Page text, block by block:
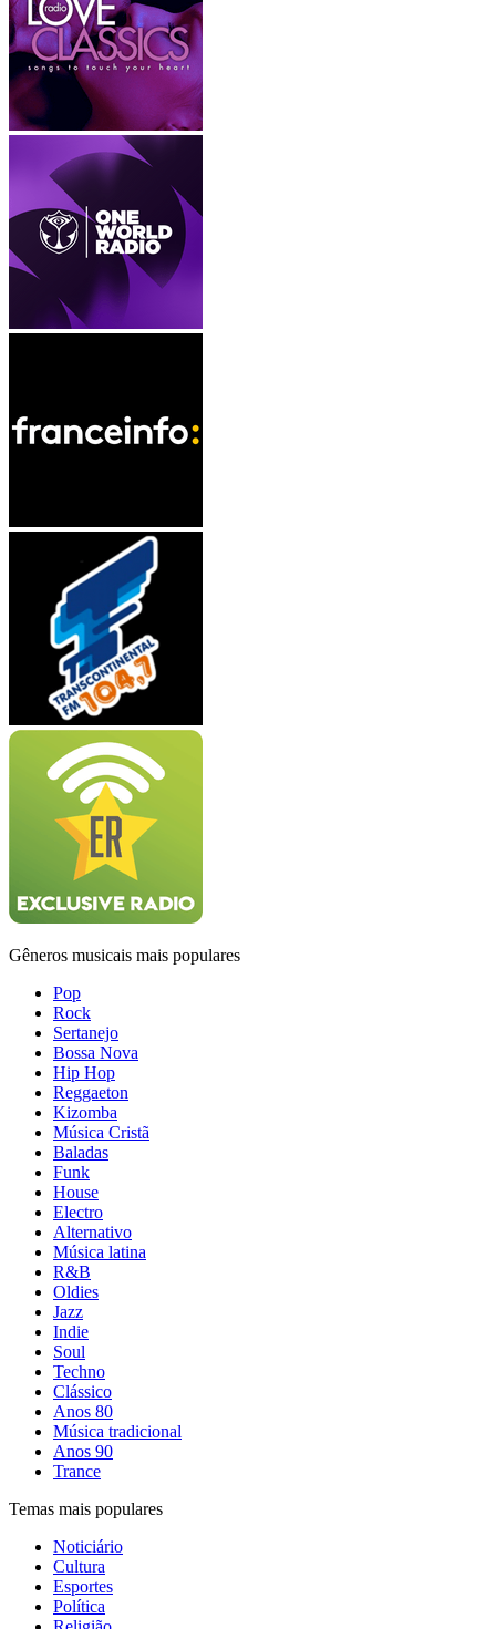
Gêneros musicais mais populares
Pop
Rock
Sertanejo
Bossa Nova
Hip Hop
Reggaeton
Kizomba
Música Cristã
Baladas
Funk
House
Electro
Alternativo
Música latina
R&B
Oldies
Jazz
Indie
Soul
Techno
Clássico
Anos 80
Música tradicional
Anos 90
Trance
Temas mais populares
Noticiário
Cultura
Esportes
Política